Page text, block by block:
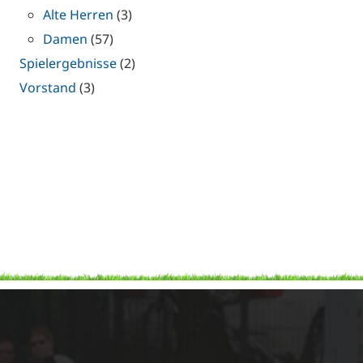
Alte Herren (3)
Damen (57)
Spielergebnisse(2)
Vorstand (3)